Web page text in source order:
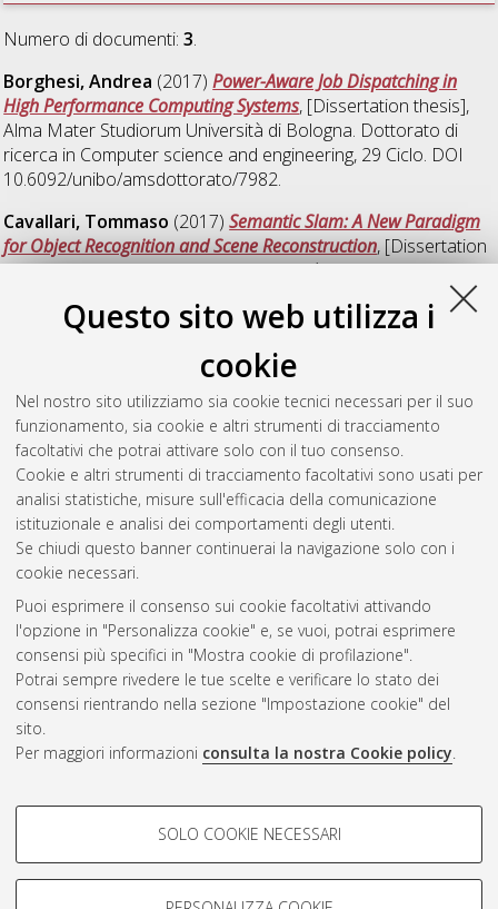
Questo sito web utilizza i
cookie
Nel nostro sito utilizziamo sia cookie tecnici necessari per il suo
funzionamento, sia cookie e altri strumenti di tracciamento
facoltativi che potrai attivare solo con il tuo consenso.
Cookie e altri strumenti di tracciamento facoltativi sono usati per
analisi statistiche, misure sull'efficacia della comunicazione
istituzionale e analisi dei comportamenti degli utenti.
Se chiudi questo banner continuerai la navigazione solo con i
cookie necessari.
Puoi esprimere il consenso sui cookie facoltativi attivando
l'opzione in "Personalizza cookie" e, se vuoi, potrai esprimere
consensi più specifici in "Mostra cookie di profilazione".
Potrai sempre rivedere le tue scelte e verificare lo stato dei
consensi rientrando nella sezione "Impostazione cookie" del
sito.
Per maggiori informazioni consulta la nostra Cookie policy.
COOKIE DI PROFILAZIONE -
Si tratta di cookie utilizzati per analizzare le caratteristiche della
navigazione degli utenti, creare profili in base al loro comportamento
SOLO COOKIE NECESSARI
Numero di documenti:3.
Borghesi, Andrea (2017)Power-Aware Job Dispatching in
High Performance Computing Systems, [Dissertation thesis],
Alma Mater Studiorum Università di Bologna. Dottorato di
ricerca in Computer science and engineering, 29 Ciclo. DOI
10.6092/unibo/amsdottorato/7982.
Cavallari, Tommaso (2017)Semantic Slam: A New Paradigm
for Object Recognition and Scene Reconstruction, [Dissertation
thesis], Alma Mater Studiorum Università di Bologna.
Computer science and engineering, 29
Ciclo. DOI 10.6092/unibo/amsdottorato/7954.
(2017)Business Intelligence on Non-
, [Dissertation thesis], Alma Mater
Studiorum Università di Bologna. Dottorato di ricerca in
Computer science and engineering, 29 Ciclo. DOI
10.6092/unibo/amsdottorato/7863.
Questa lista e' stata generata ilFri Aug 7 20:32:09 2026 CEST
Atom
Rss 1.0
Rss 2.0
ISSN: 2038-7946
Impostazioni Cookie
Informativa sulla privacy
Condizioni d’uso del sito